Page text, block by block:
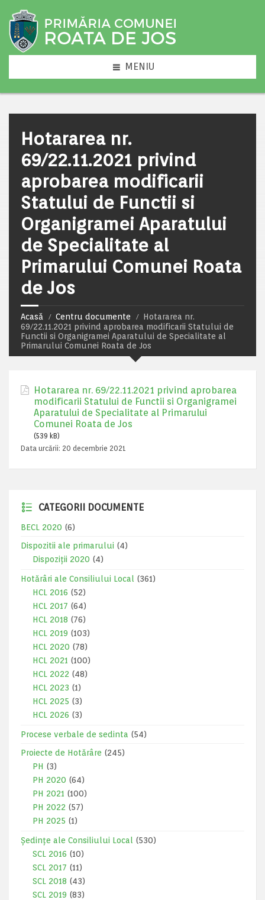
MENIU
Hotararea nr.
69/22.11.2021 privind
aprobarea modificarii
Statului de Functii si
Organigramei Aparatului
de Specialitate al
Primarului Comunei Roata
de Jos
Acasă Centru documente
Hotararea nr.
69/22.11.2021 privind aprobarea modificarii Statului de
Functii si Organigramei Aparatului de Specialitate al
Primarului Comunei Roata de Jos
Hotararea nr. 69/22.11.2021 privind aprobarea
modificarii Statului de Functii si Organigramei
Aparatului de Specialitate al Primarului
Comunei Roata de Jos
(539 kB)
Data urcării: 20 decembrie 2021
CATEGORII DOCUMENTE
BECL 2020 (6)
Dispozitii ale primarului (4)
Dispoziții 2020 (4)
Hotărâri ale Consiliului Local
(361)
HCL 2016 (52)
HCL 2017 (64)
HCL 2018 (76)
HCL 2019 (103)
HCL 2020 (78)
HCL 2021 (100)
HCL 2022 (48)
HCL 2023 (1)
HCL 2025 (3)
HCL 2026 (3)
Procese verbale de sedinta (54)
Proiecte de Hotărâre (245)
PH (3)
PH 2020 (64)
PH 2021 (100)
PH 2022 (57)
PH 2025 (1)
Ședințe ale Consiliului Local
(530)
SCL 2016 (10)
SCL 2017 (11)
SCL 2018 (43)
SCL 2019 (83)